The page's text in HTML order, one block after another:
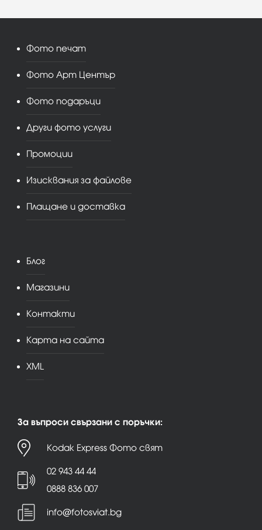
Фото печат
Фото Арт Център
Фото подаръци
Други фото услуги
Промоции
Изисквания за файлове
Плащане и доставка
Блог
Магазини
Контакти
Карта на сайта
XML
За въпроси свързани с поръчки:
Kodak Express Фото свят
02 943 44 44
0888 836 007
info@fotosviat.bg